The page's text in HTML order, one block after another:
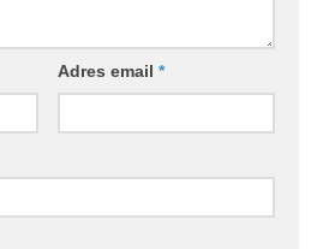
Adres email *